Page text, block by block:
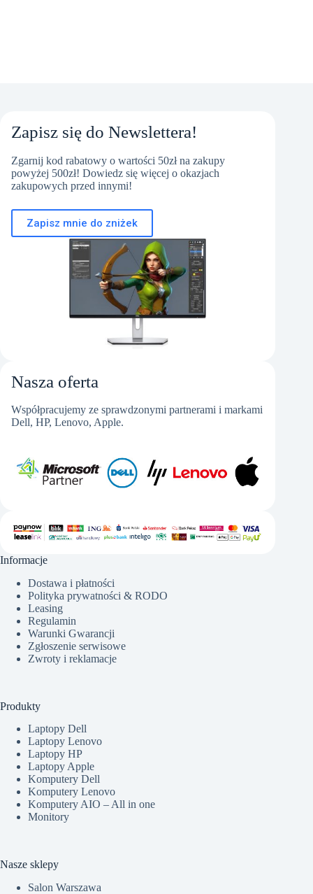
Zapisz się do Newslettera!
Zgarnij kod rabatowy o wartości 50zł na zakupy
powyżej 500zł! Dowiedz się więcej o okazjach
zakupowych przed innymi!
Zapisz mnie do zniżek
Nasza oferta
Współpracujemy ze sprawdzonymi partnerami i markami
Dell, HP, Lenovo, Apple.
Informacje
Dostawa i płatności
Polityka prywatności & RODO
Leasing
Regulamin
Warunki Gwarancji
Zgłoszenie serwisowe
Zwroty i reklamacje
Produkty
Laptopy Dell
Laptopy Lenovo
Laptopy HP
Laptopy Apple
Komputery Dell
Komputery Lenovo
Komputery AIO – All in one
Monitory
Nasze sklepy
Salon Warszawa